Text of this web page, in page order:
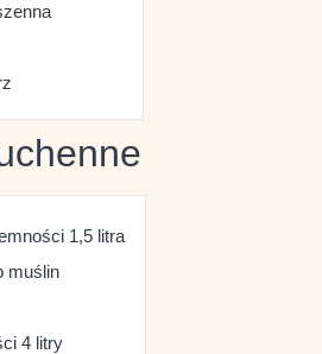
1,5 litra
muślin
4 litry